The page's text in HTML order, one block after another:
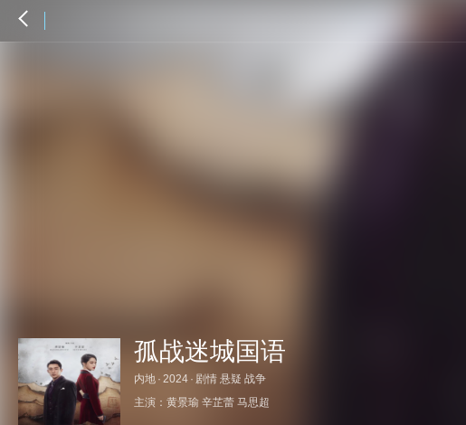
孤战迷城国语
内地 · 2024 · 剧情 悬疑 战争
主演： 黄景瑜 辛芷蕾 马思超